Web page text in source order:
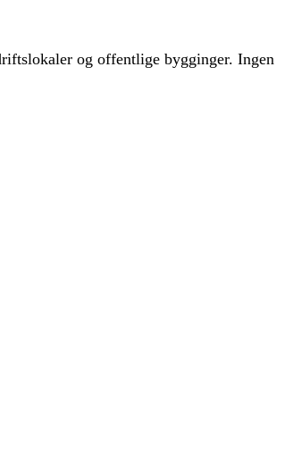
og offentlige bygginger. Ingen